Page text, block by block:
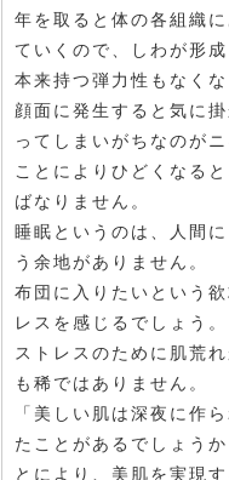
年を取ると体の各組織
ていくので、しわが形
本来持つ弾力性もなく
顔面に発生すると気に
ってしまいがちなのが
ことによりひどくなる
ばなりません。
睡眠というのは、人間
う余地がありません。
布団に入りたいという
レスを感じるでしょう。
ストレスのために肌荒
も稀ではありません。
「美しい肌は深夜に作
たことがあるでしょう
とにより、美肌を実現